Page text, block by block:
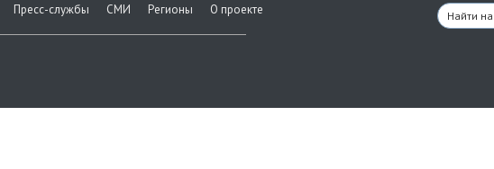
Пресс-службы СМИ Регионы О проекте